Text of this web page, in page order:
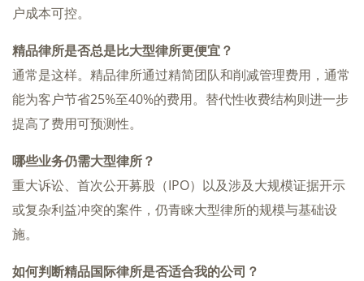
户成本可控。
精品律所是否总是比大型律所更便宜？
通常是这样。精品律所通过精简团队和削减管理费用，通常
能为客户节省25%至40%的费用。替代性收费结构则进一步
提高了费用可预测性。
哪些业务仍需大型律所？
重大诉讼、首次公开募股（IPO）以及涉及大规模证据开示
或复杂利益冲突的案件，仍青睐大型律所的规模与基础设
施。
如何判断精品国际律所是否适合我的公司？